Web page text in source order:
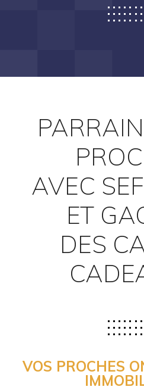
AVEC
ET
DES
VOS PROCHES